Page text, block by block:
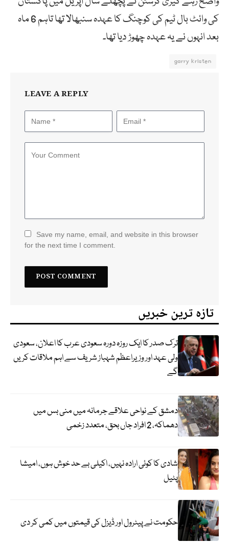
کی وائٹ بال ٹیم کی کوچنگ کا عہدہ سنبھالا تھا تاہم 6 ماہ
بعد انہوں نے یہ عہدہ چھوڑ دیا تھا۔
garry kristen
LEAVE A REPLY
Save my name, email, and website in this browser
for the next time I comment.
تازہ ترین خبریں
ترک صدر کا ایک روزہ دورہ سعودی عرب کا اعلان، سعودی
ولی عہد اور وزیراعظم شہباز شریف سے اہم ملاقات کریں
گے
دمشق کے نواحی علاقے جرمانہ میں منی بس میں
دھماکہ، 2 افراد جاں بحق، متعدد زخمی
شادی کا کوئی ارادہ نہیں، اکیلی بے حد خوش ہوں، امیشا
پٹیل
حکومت نے پیٹرول اور ڈیزل کی قیمتوں میں کمی کر دی